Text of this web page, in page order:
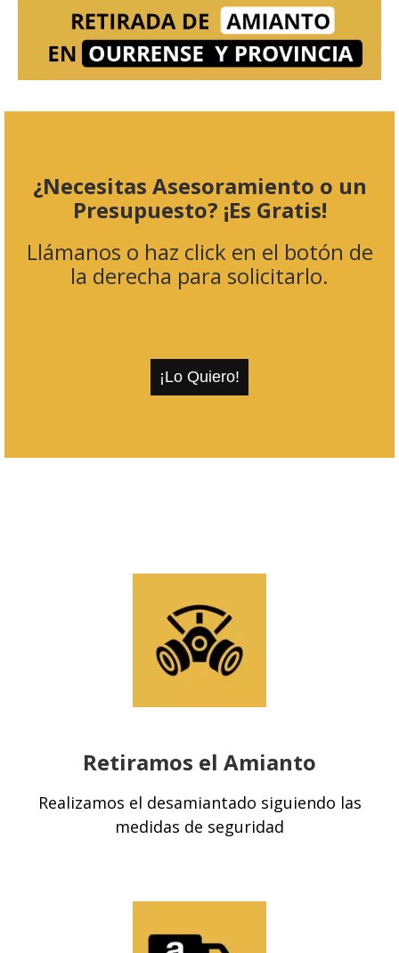
¿Necesitas Asesoramiento o un
Presupuesto? ¡Es Gratis!
Llámanos o haz click en el botón de
la derecha para solicitarlo.
¡Lo Quiero!
Retiramos el Amianto
Realizamos el desamiantado siguiendo las
medidas de seguridad